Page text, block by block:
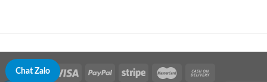
Chat Zalo